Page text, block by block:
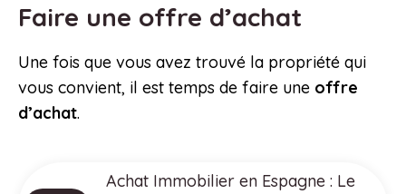
Faire une offre d’achat
Une fois que vous avez trouvé la propriété qui
vous convient, il est temps de faire une offre
d’achat.
Achat Immobilier en Espagne : Le